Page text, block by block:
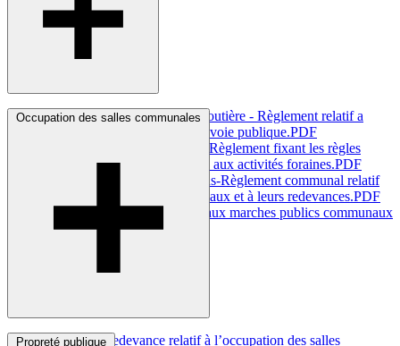
Plantations et Signalisation Routière - Règlement relatif a
l’occupation temporaire de la voie publique.PDF
Vie économique-Animations-Règlement fixant les règles
générales et les taxes relatives aux activités foraines.PDF
Vie économique et Animations-Règlement communal relatif
aux marchés publics communaux et à leurs redevances.PDF
Reglement communal relatif aux marches publics communaux
et a leursredevances.PDF
Occupation des salles communales
Règlement-redevance relatif à l’occupation des salles
Propreté publique